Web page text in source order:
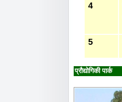
4
5
प्रौद्योगिकी पार्क